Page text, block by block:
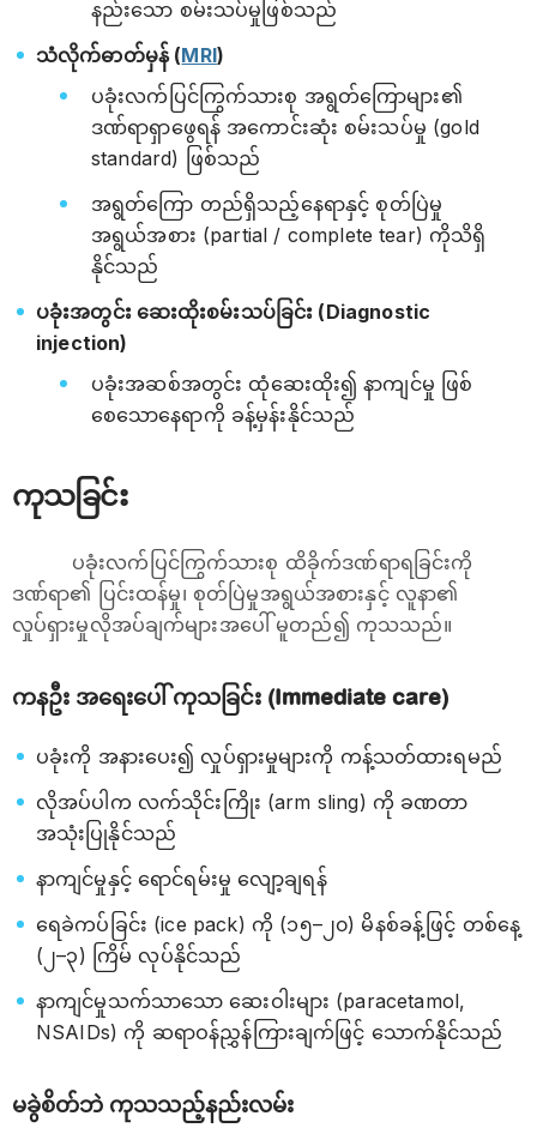
နည်းသော စမ်းသပ်မှုဖြစ်သည်
သံလိုက်ဓာတ်မှန် (MRI)
ပခုံးလက်ပြင်ကြွက်သားစု အရွတ်ကြောများ၏
ဒဏ်ရာရှာဖွေရန် အကောင်းဆုံး စမ်းသပ်မှု (gold
standard) ဖြစ်သည်
အရွတ်ကြော တည်ရှိသည့်နေရာနှင့် စုတ်ပြဲမှု
အရွယ်အစား (partial / complete tear) ကိုသိရှိ
နိုင်သည်
ပခုံးအတွင်း ဆေးထိုးစမ်းသပ်ခြင်း (Diagnostic
injection)
ပခုံးအဆစ်အတွင်း ထုံဆေးထိုး၍ နာကျင်မှု ဖြစ်
စေသောနေရာကို ခန့်မှန်းနိုင်သည်
ကုသခြင်း
ပခုံးလက်ပြင်ကြွက်သားစု ထိခိုက်ဒဏ်ရာရခြင်းကို
ဒဏ်ရာ၏ ပြင်းထန်မှု၊ စုတ်ပြဲမှုအရွယ်အစားနှင့် လူနာ၏
လှုပ်ရှားမှုလိုအပ်ချက်များအပေါ် မူတည်၍ ကုသသည်။
ကနဦး အရေးပေါ် ကုသခြင်း (Immediate care)
ပခုံးကို အနားပေး၍ လှုပ်ရှားမှုများကို ကန့်သတ်ထားရမည်
လိုအပ်ပါက လက်သိုင်းကြိုး (arm sling) ကို ခဏတာ
အသုံးပြုနိုင်သည်
နာကျင်မှုနှင့် ရောင်ရမ်းမှု လျော့ချရန်
ရေခဲကပ်ခြင်း (ice pack) ကို (၁၅–၂၀) မိနစ်ခန့်ဖြင့် တစ်နေ့
(၂–၃) ကြိမ် လုပ်နိုင်သည်
နာကျင်မှုသက်သာသော ဆေးဝါးများ (paracetamol,
NSAIDs) ကို ဆရာဝန်ညွှန်ကြားချက်ဖြင့် သောက်နိုင်သည်
မခွဲစိတ်ဘဲ ကုသသည့်နည်းလမ်း